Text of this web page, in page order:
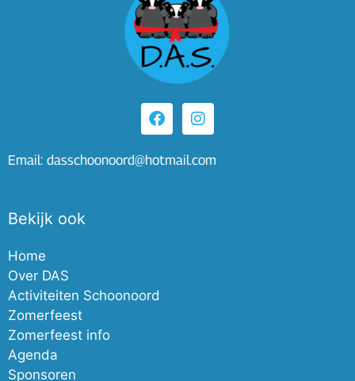
Email: dasschoonoord@hotmail.com
Bekijk ook
Home
Over DAS
Activiteiten Schoonoord
Zomerfeest
Zomerfeest info
Agenda
Sponsoren